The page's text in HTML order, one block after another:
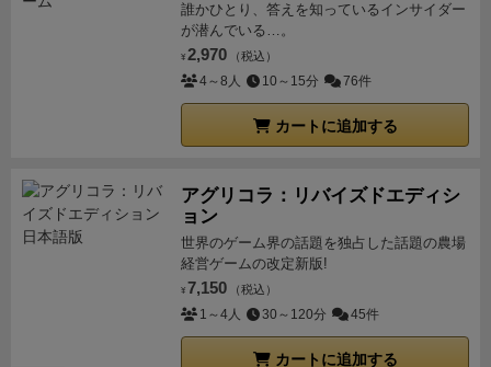
誰かひとり、答えを知っているインサイダー
が潜んでいる…。
¥ 2,970 （税込）
4～8人 10～15分 76件
カートに追加する
アグリコラ：リバイズドエディシ
ョン
世界のゲーム界の話題を独占した話題の農場
経営ゲームの改定新版!
¥ 7,150 （税込）
1～4人 30～120分 45件
カートに追加する